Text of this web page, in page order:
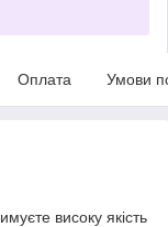
Оплата Умови
високу якість